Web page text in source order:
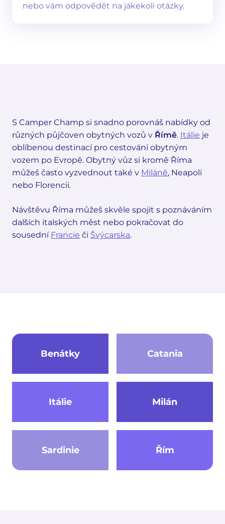
nebo vám odpovědět na jákekoli otázky.
S Camper Champ si snadno porovnáš nabídky od
různých půjčoven obytných vozů v Římě. Itálie je
oblíbenou destinací pro cestování obytným
vozem po Evropě. Obytný vůz si kromě Říma
můžeš často vyzvednout také v Miláně, Neapoli
nebo Florencii.
Návštěvu Říma můžeš skvěle spojit s poznáváním
dalších italských měst nebo pokračovat do
sousední Francie či Švýcarska.
Benátky Catania
Itálie Milán
Sardinie Řím